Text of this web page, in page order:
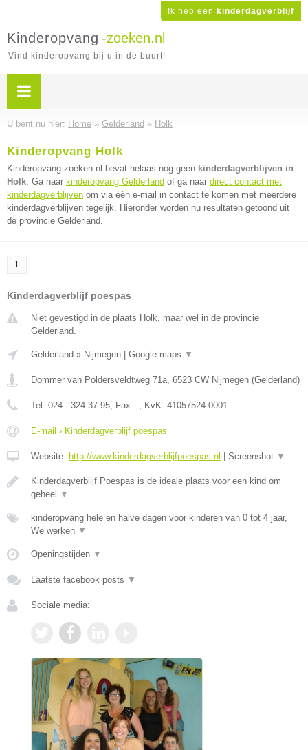
Ik heb een kinderdagverblijf
Kinderopvang -zoeken.nl
Vind kinderopvang bij u in de buurt!
U bent nu hier: Home » Gelderland » Holk
Kinderopvang Holk
Kinderopvang-zoeken.nl bevat helaas nog geen kinderdagverblijven in
Holk. Ga naar kinderopvang Gelderland of ga naar direct contact met
kinderdagverblijven om via één e-mail in contact te komen met meerdere
kinderdagverblijven tegelijk. Hieronder worden nu resultaten getoond uit
de provincie Gelderland.
1
Kinderdagverblijf poespas
Niet gevestigd in de plaats Holk, maar wel in de provincie
Gelderland.
Gelderland » Nijmegen Google maps ▼
Dommer van Poldersveldtweg 71a, 6523 CW Nijmegen (Gelderland)
Tel: 024 - 324 37 95, Fax: -, KvK: 41057524 0001
E-mail › Kinderdagverblijf poespas
Website: http://www.kinderdagverblijfpoespas.nl Screenshot ▼
Kinderdagverblijf Poespas is de ideale plaats voor een kind om
geheel
▼
kinderopvang hele en halve dagen voor kinderen van 0 tot 4 jaar,
We werken ▼
Openingstijden ▼
Laatste facebook posts ▼
Sociale media: